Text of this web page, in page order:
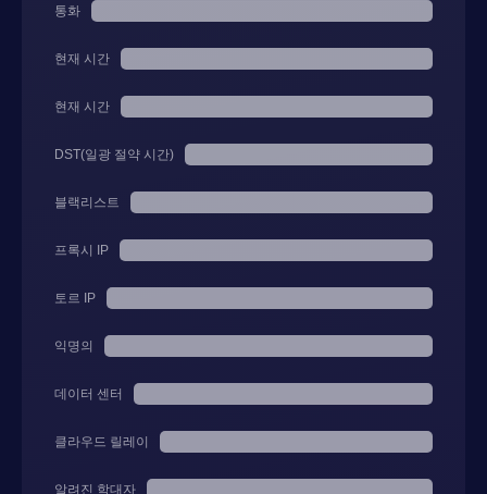
통화
현재 시간
현재 시간
DST(일광 절약 시간)
블랙리스트
프록시 IP
토르 IP
익명의
데이터 센터
클라우드 릴레이
알려진 학대자